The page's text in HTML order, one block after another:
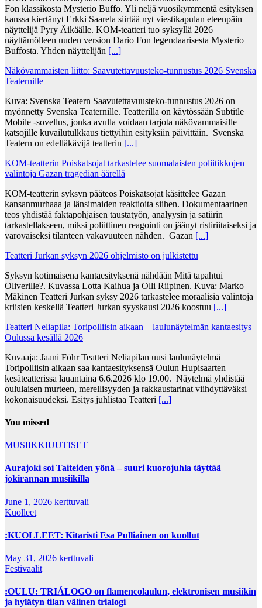
Fon klassikosta Mysterio Buffo. Yli neljä vuosikymmentä esityksen
kanssa kiertänyt Erkki Saarela siirtää nyt viestikapulan eteenpäin
näyttelijä Pyry Äikäälle. KOM-teatteri tuo syksyllä 2026
näyttämölleen uuden version Dario Fon legendaarisesta Mysterio
Buffosta. Yhden näyttelijän [...]
Näkövammaisten liitto: Saavutettavuusteko-tunnustus 2026 Svenska
Teaternille
Kuva: Svenska Teatern Saavutettavuusteko-tunnustus 2026 on
myönnetty Svenska Teaternille. Teatterilla on käytössään Subtitle
Mobile -sovellus, jonka avulla voidaan tarjota näkövammaisille
katsojille kuvailutulkkaus tiettyihin esityksiin päivittäin. Svenska
Teatern on edelläkävijä teatterin [...]
KOM-teatterin Poiskatsojat tarkastelee suomalaisten poliitikkojen
valintoja Gazan tragedian äärellä
KOM-teatterin syksyn pääteos Poiskatsojat käsittelee Gazan
kansanmurhaaa ja länsimaiden reaktioita siihen. Dokumentaarinen
teos yhdistää faktapohjaisen taustatyön, analyysin ja satiirin
tarkastellakseen, miksi poliittinen reagointi on jäänyt ristiriitaiseksi ja
varovaiseksi tilanteen vakavuuteen nähden. Gazan [...]
Teatteri Jurkan syksyn 2026 ohjelmisto on julkistettu
Syksyn kotimaisena kantaesityksenä nähdään Mitä tapahtui
Oliverille?. Kuvassa Lotta Kaihua ja Olli Riipinen. Kuva: Marko
Mäkinen Teatteri Jurkan syksy 2026 tarkastelee moraalisia valintoja
kriisien keskellä Teatteri Jurkan syyskausi 2026 koostuu [...]
Teatteri Neliapila: Toripolliisin aikaan – laulunäytelmän kantaesitys
Oulussa kesällä 2026
Kuvaaja: Jaani Föhr Teatteri Neliapilan uusi laulunäytelmä
Toripolliisin aikaan saa kantaesityksensä Oulun Hupisaarten
kesäteatterissa lauantaina 6.6.2026 klo 19.00. Näytelmä yhdistää
oululaisen murteen, merellisyyden ja rakkaustarinat viihdyttäväksi
kokonaisuudeksi. Esitys juhlistaa Teatteri [...]
You missed
MUSIIKKIUUTISET
Aurajoki soi Taiteiden yönä – suuri kuorojuhla täyttää
jokirannan musiikilla
June 1, 2026 kerttuvali
Kuolleet
:KUOLLEET: Kitaristi Esa Pulliainen on kuollut
May 31, 2026 kerttuvali
Festivaalit
:OULU: TRIÁLOGO on flamencolaulun, elektronisen musiikin
ja hylätyn tilan välinen trialogi